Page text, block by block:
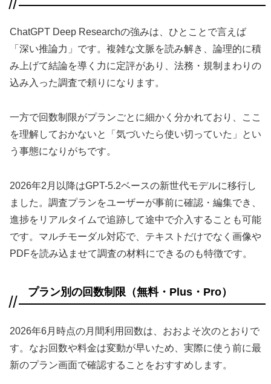
ChatGPT Deep Researchの強みは、ひとことで言えば
「深い推論力」です。複雑な文脈を読み解き、論理的に積
み上げて結論を導く力に定評があり、法務・規制まわりの
込み入った調査で頼りになります。
一方で回数制限がプランごとに細かく分かれており、ここ
を理解しておかないと「気づいたら使い切っていた」とい
う事態になりがちです。
2026年2月以降はGPT-5.2ベースの新世代モデルに移行し
ました。調査プランをユーザーが事前に確認・編集でき、
進捗をリアルタイムで追跡して途中で介入することも可能
です。マルチモーダル対応で、テキストだけでなく画像や
PDFを読み込ませて調査の材料にできるのも特徴です。
プラン別の回数制限（無料・Plus・Pro）
2026年6月時点の月間利用回数は、おおよそ次のとおりで
す。なお回数や料金は変動が早いため、実際に使う前に最
新のプラン画面で確認することをおすすめします。